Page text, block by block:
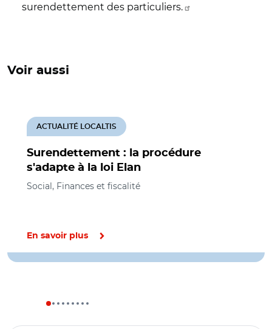
surendettement des particuliers.
Voir aussi
Surendettement : la procédure
s'adapte à la loi Elan
ACTUALITÉ LOCALTIS
Social, Finances et fiscalité
En savoir plus